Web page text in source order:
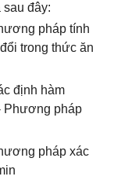
sau đây:
pháp tính
trong thức ăn
định hàm
Phương pháp
pháp xác